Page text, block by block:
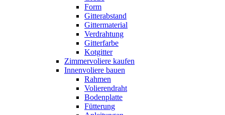
Form
Gitterabstand
Gittermaterial
Verdrahtung
Gitterfarbe
Kotgitter
Zimmervoliere kaufen
Innenvoliere bauen
Rahmen
Volierendraht
Bodenplatte
Fütterung